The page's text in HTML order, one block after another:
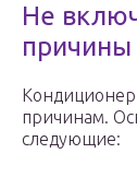
Не
причины
причинам.
следующие: